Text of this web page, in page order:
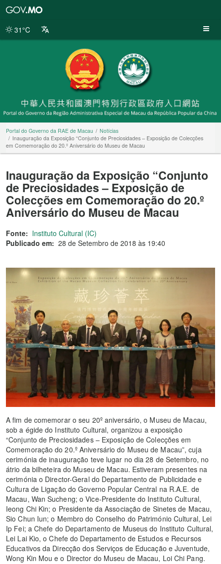
da
31°C
Portal do Governo da RAE de Macau
Notícias
Inauguração da Exposição “Conjunto de Preciosidades – Exposição de Colecções
em Comemoração do 20.º Aniversário do Museu de Macau
Inauguração da Exposição “Conjunto
de Preciosidades – Exposição de
Colecções em Comemoração do 20.º
Aniversário do Museu de Macau
Fonte: Instituto Cultural (IC)
Publicado em: 28 de Setembro de 2018 às 19:40
A fim de comemorar o seu 20º aniversário, o Museu de Macau,
sob a égide do Instituto Cultural, organizou a exposição
“Conjunto de Preciosidades – Exposição de Colecções em
Comemoração do 20.º Aniversário do Museu de Macau”, cuja
cerimónia de inauguração teve lugar no dia 28 de Setembro, no
átrio da bilheteira do Museu de Macau. Estiveram presentes na
cerimónia o Director-Geral do Departamento de Publicidade e
Cultura de Ligação do Governo Popular Central na R.A.E. de
Macau, Wan Sucheng; o Vice-Presidente do Instituto Cultural,
Ieong Chi Kin; o Presidente da Associação de Sinetes de Macau,
Sio Chun Iun; o Membro do Conselho do Património Cultural, Lei
Ip Fei; a Chefe do Departamento de Museus do Instituto Cultural,
Lei Lai Kio, o Chefe do Departamento de Estudos e Recursos
Educativos da Direcção dos Serviços de Educação e Juventude,
Wong Kin Mou e o Director do Museu de Macau, Loi Chi Pang.